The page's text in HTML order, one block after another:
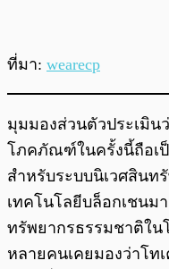
ที่มา: wearecp
มุมมองส่วนตัวประเมิน
โภคภัณฑ์ในครั้งนี้ถือเ
สำหรับระบบนิเวศสินท
เทคโนโลยีบล็อกเชนม
ทรัพยากรธรรมชาติใ
หลายคนเคยมองว่าโทเ